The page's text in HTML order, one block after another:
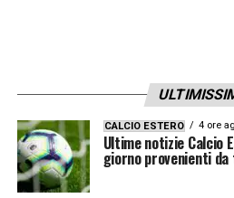
36Niasse
37Bella-Kotchap
CALCIO ESTERO 4 ore
Ultime notizie Calcio
giorno provenienti